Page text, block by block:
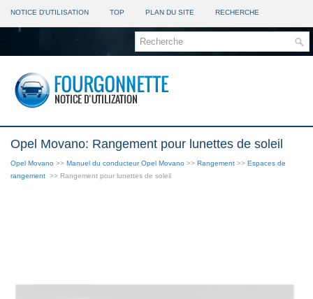
NOTICE D'UTILISATION TOP PLAN DU SITE RECHERCHE
Opel Movano: Rangement pour lunettes de soleil
Opel Movano >> Manuel du conducteur Opel Movano >> Rangement >> Espaces de
rangement >> Rangement pour lunettes de soleil